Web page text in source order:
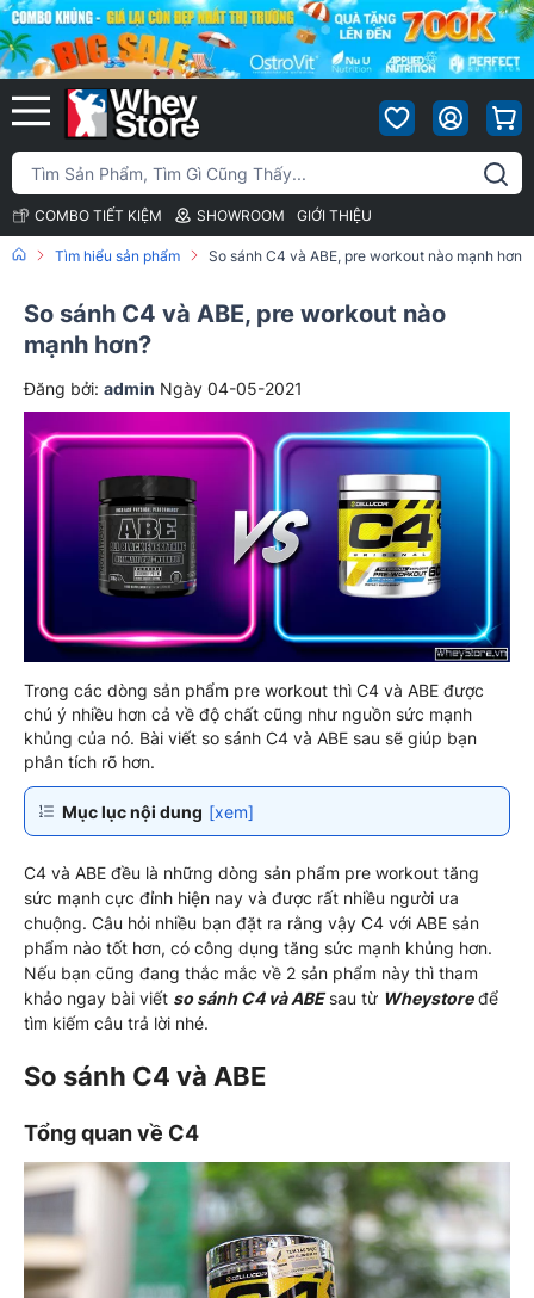
COMBO TIẾT KIỆM SHOWROOM GIỚI THIỆU
Tìm hiểu sản phẩm So sánh C4 và ABE, pre workout nào mạnh hơn?
So sánh C4 và ABE, pre workout nào
mạnh hơn?
Đăng bởi: admin Ngày 04-05-2021
Trong các dòng sản phẩm pre workout thì C4 và ABE được
chú ý nhiều hơn cả về độ chất cũng như nguồn sức mạnh
khủng của nó. Bài viết so sánh C4 và ABE sau sẽ giúp bạn
phân tích rõ hơn.
Mục lục nội dung [xem]
C4 và ABE đều là những dòng sản phẩm pre workout tăng
sức mạnh cực đỉnh hiện nay và được rất nhiều người ưa
chuộng. Câu hỏi nhiều bạn đặt ra rằng vậy C4 với ABE sản
phẩm nào tốt hơn, có công dụng tăng sức mạnh khủng hơn.
Nếu bạn cũng đang thắc mắc về 2 sản phẩm này thì tham
khảo ngay bài viết so sánh C4 và ABEsau từ Wheystoređể
tìm kiếm câu trả lời nhé.
So sánh C4 và ABE
Tổng quan về C4